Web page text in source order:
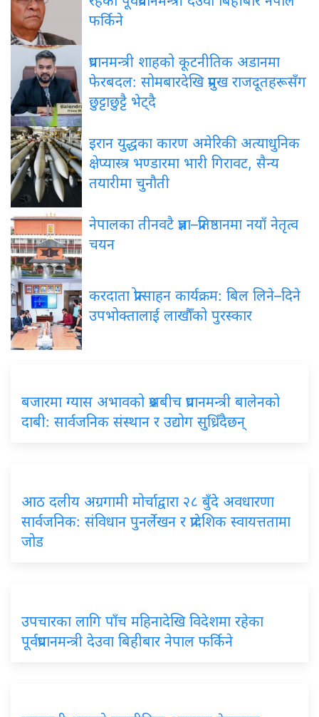
फर्किने
प्रधानमन्त्री शाहको कूटनीतिक अडानमा
फेरबदल: सोमबारदेखि प्रमुख राजदूतहरूसँग
छुट्टाछुट्टै भेट्दै
इरान युद्धका कारण अमेरिकी अत्याधुनिक
क्षेप्यास्त्र भण्डारमा भारी गिरावट, सैन्य
तयारीमा चुनौती
नेपालका तीनवटै प्रज्ञा–प्रतिष्ठानमा नयाँ नेतृत्व
चयन
करदाता प्रोत्साहन कार्यक्रम: बिल लिने–दिने
उपभोक्तालाई लाखौँको पुरस्कार
बजारमा ग्यास अभावको प्रश्नबीच प्रधानमन्त्री बालेनको
दाबी: सार्वजनिक संस्थान र उद्योग सुध्रिँदैछन्
आठ दलीय अग्रगामी मोर्चाद्वारा २८ बुँदे अवधारणा
सार्वजनिक: संविधान पुनर्लेखन र प्रादेशिक स्वायत्ततामा
जोड
उपचारका लागि पाँच महिनादेखि विदेशमा रहेका
पूर्वप्रधानमन्त्री देउवा बिहीबार नेपाल फर्किने